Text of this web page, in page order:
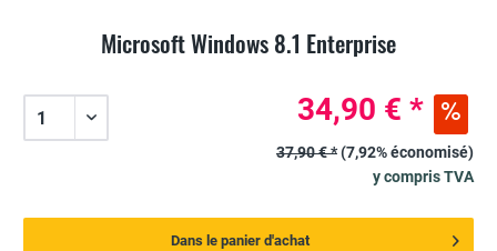
Microsoft Windows 8.1 Enterprise
34,90 € *
37,90 € *(7,92% économisé)
y compris TVA
Dans le panier d'achat